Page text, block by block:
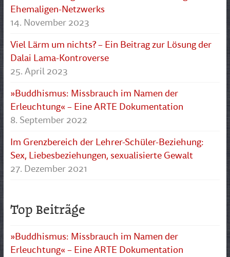
Ehemaligen-Netzwerks
14. November 2023
Viel Lärm um nichts? – Ein Beitrag zur Lösung der
Dalai Lama-Kontroverse
25. April 2023
»Buddhismus: Missbrauch im Namen der
Erleuchtung« – Eine ARTE Dokumentation
8. September 2022
Im Grenzbereich der Lehrer-Schüler-Beziehung:
Sex, Liebesbeziehungen, sexualisierte Gewalt
27. Dezember 2021
Top Beiträge
»Buddhismus: Missbrauch im Namen der
Erleuchtung« – Eine ARTE Dokumentation